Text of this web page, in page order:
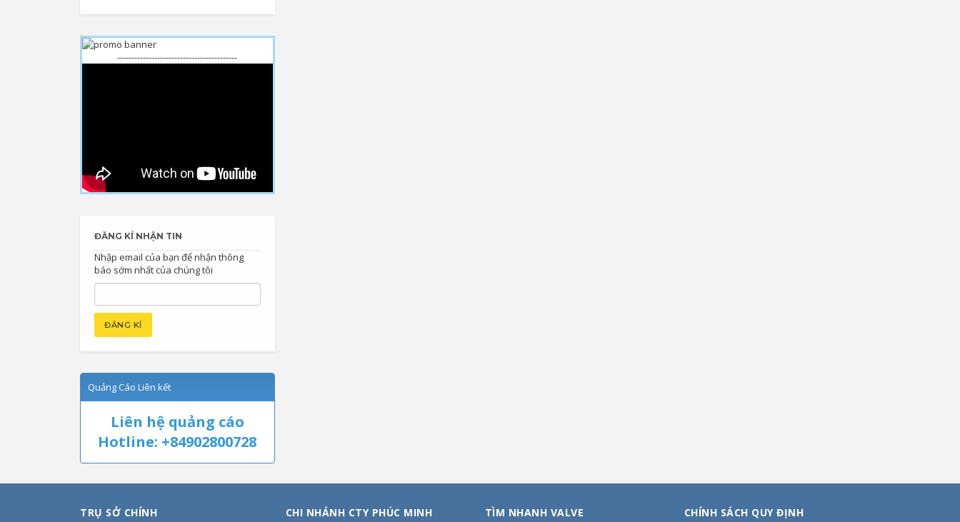
------------------------------------------
ĐĂNG KÍ NHẬN TIN
Nhập email của bạn để nhận thông
báo sớm nhất của chúng tôi
Quảng Cáo Liên kết
Liên hệ quảng cáo
Hotline: +84902800728
TRỤ SỞ CHÍNH CHI NHÁNH CTY PHÚC MINH TÌM NHANH VALVE CHÍNH SÁCH QUY ĐỊNH